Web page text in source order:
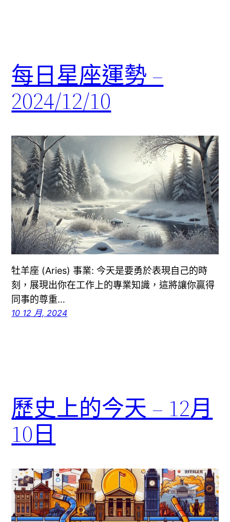
每日星座運勢 –
2024/12/10
牡羊座 (Aries) 事業: 今天是要勇於表現自己的時
刻，展現出你在工作上的專業知識，這將讓你贏得
同事的尊重…
10 12 月, 2024
歷史上的今天 – 12月
10日